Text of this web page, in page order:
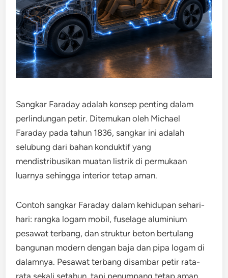
Sangkar Faraday adalah konsep penting dalam
perlindungan petir. Ditemukan oleh Michael
Faraday pada tahun 1836, sangkar ini adalah
selubung dari bahan konduktif yang
mendistribusikan muatan listrik di permukaan
luarnya sehingga interior tetap aman.
Contoh sangkar Faraday dalam kehidupan sehari-
hari: rangka logam mobil, fuselage aluminium
pesawat terbang, dan struktur beton bertulang
bangunan modern dengan baja dan pipa logam di
dalamnya. Pesawat terbang disambar petir rata-